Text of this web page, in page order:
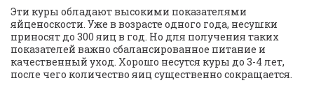
Эти куры обладают высокими показателями
яйценоскости. Уже в возрасте одного года, несушки
приносят до 300 яиц в год. Но для получения таких
показателей важно сбалансированное питание и
качественный уход. Хорошо несутся куры до 3-4 лет,
после чего количество яиц существенно сокращается.